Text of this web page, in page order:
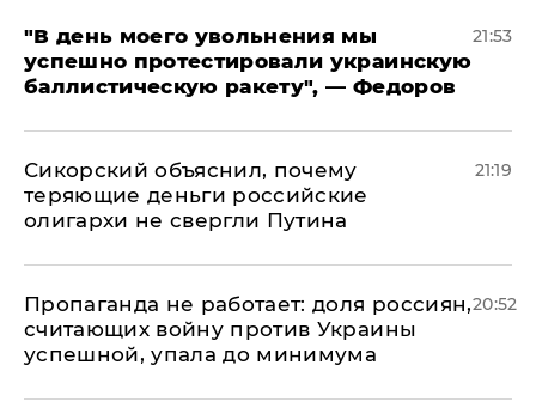
​"В день моего увольнения мы
успешно протестировали украинскую
баллистическую ракету", — Федоров
21:53
Сикорский объяснил, почему
теряющие деньги российские
олигархи не свергли Путина
21:19
​Пропаганда не работает: доля россиян,
считающих войну против Украины
успешной, упала до минимума
20:52